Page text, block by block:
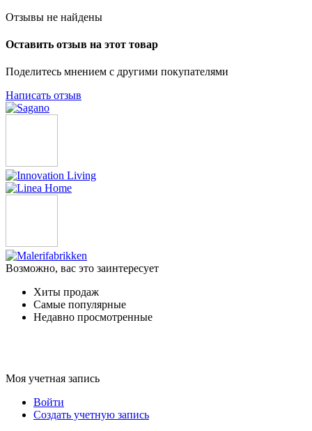
Отзывы не найдены
Оставить отзыв на этот товар
Поделитесь мнением с другими покупателями
Написать отзыв
Возможно, вас это заинтересует
Хиты продаж
Самые популярные
Недавно просмотренные
Моя учетная запись
Войти
Создать учетную запись